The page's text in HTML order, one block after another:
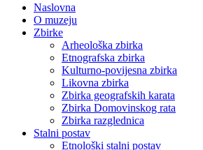
Naslovna
O muzeju
Zbirke
Arheološka zbirka
Etnografska zbirka
Kulturno-povijesna zbirka
Likovna zbirka
Zbirka geografskih karata
Zbirka Domovinskog rata
Zbirka razglednica
Stalni postav
Etnološki stalni postav